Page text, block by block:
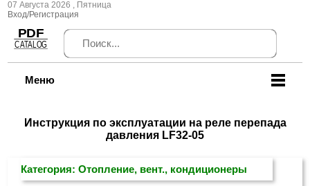
07 Августа 2026 , Пятница
Вход/Регистрация
Меню
Инструкция по эксплуатации на реле перепада
давления LF32-05
Категория: Отопление, вент., кондиционеры